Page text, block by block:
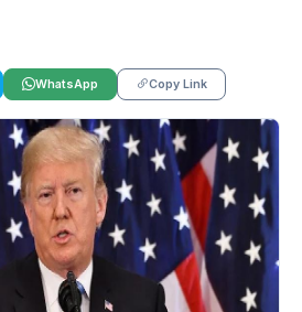
WhatsApp Copy Link